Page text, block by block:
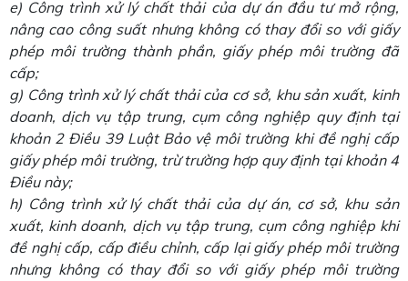
e) Công trình xử lý chất thải của dự án đầu tư mở rộng,
nâng cao công suất nhưng không có thay đổi so với giấy
phép môi trường thành phần, giấy phép môi trường đã
cấp;
g) Công trình xử lý chất thải của cơ sở, khu sản xuất, kinh
doanh, dịch vụ tập trung, cụm công nghiệp quy định tại
khoản 2 Điều 39 Luật Bảo vệ môi trường khi đề nghị cấp
giấy phép môi trường, trừ trường hợp quy định tại khoản 4
Điều này;
h) Công trình xử lý chất thải của dự án, cơ sở, khu sản
xuất, kinh doanh, dịch vụ tập trung, cụm công nghiệp khi
đề nghị cấp, cấp điều chỉnh, cấp lại giấy phép môi trường
nhưng không có thay đổi so với giấy phép môi trường